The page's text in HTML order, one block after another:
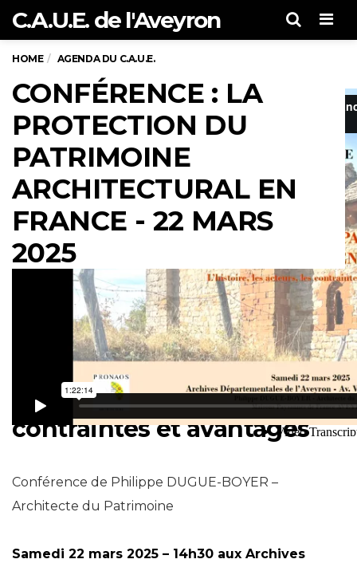
C.A.U.E. de l'Aveyron
HOME AGENDA DU C.A.U.E.
CONFÉRENCE : LA
PROTECTION DU
PATRIMOINE
ARCHITECTURAL EN
FRANCE - 22 MARS
2025
Proposée par l’Association Maisons Paysannes de
France Aveyron
L’histoire, les acteurs, les
contraintes et avantages
Conférence de Philippe DUGUE-BOYER –
Architecte du Patrimoine
Samedi 22 mars 2025 – 14h30 aux Archives